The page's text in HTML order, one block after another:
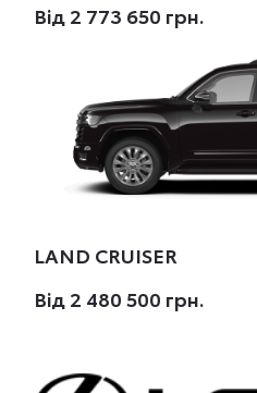
Вiд 2 773 650 грн.
LAND CRUISER
Вiд 2 480 500 грн.